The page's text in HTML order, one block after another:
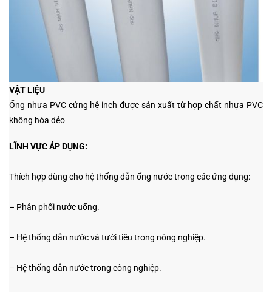
VẬT LIỆU
Ống nhựa PVC cứng hệ inch được sản xuất từ hợp chất nhựa PVC
không hóa dẻo
LĨNH VỰC ÁP DỤNG:
Thích hợp dùng cho hệ thống dẫn ống nước trong các ứng dụng:
– Phân phối nước uống.
– Hệ thống dẫn nước và tưới tiêu trong nông nghiệp.
– Hệ thống dẫn nước trong công nghiệp.